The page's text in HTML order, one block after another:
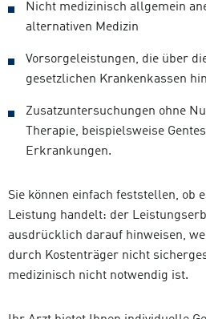
Nicht medizinisch allgemein
alternativen Medizin
Vorsorgeleistungen, die über
gesetzlichen Krankenkassen
Zusatzuntersuchungen ohne
Therapie, beispielsweise
Erkrankungen.
Sie können einfach feststellen, ob
Leistung handelt: der
ausdrücklich darauf hinweisen,
durch Kostenträger nicht
medizinisch nicht notwendig ist.